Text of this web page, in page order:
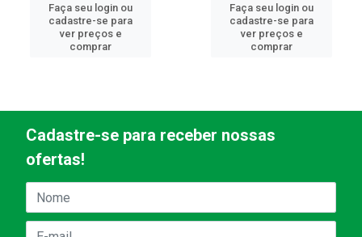
Faça seu login ou
cadastre-se para
ver preços e
comprar
Faça seu login ou
cadastre-se para
ver preços e
comprar
Cadastre-se para receber nossas
ofertas!